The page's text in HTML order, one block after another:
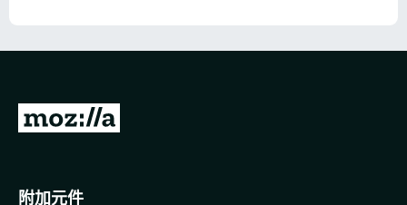
前
o
附加元件